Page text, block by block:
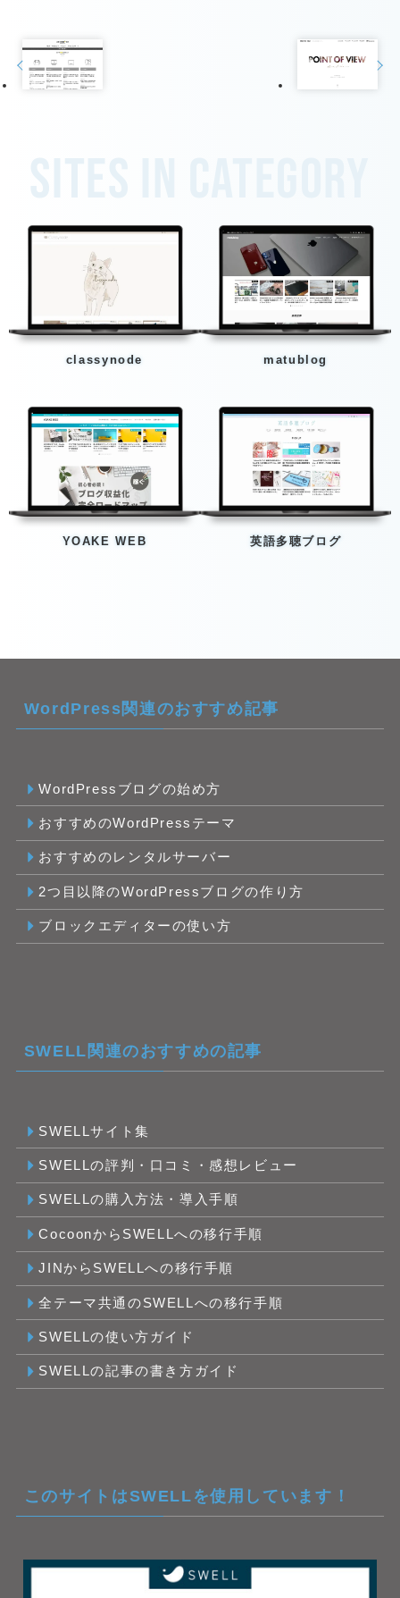
Sites in category
classynode matublog
YOAKE WEB 英語多聴ブログ
WordPress関連のおすすめ記事
WordPressブログの始め方
おすすめのWordPressテーマ
おすすめのレンタルサーバー
2つ目以降のWordPressブログの作り方
ブロックエディターの使い方
SWELL関連のおすすめの記事
SWELLサイト集
SWELLの評判・口コミ・感想レビュー
SWELLの購入方法・導入手順
CocoonからSWELLへの移行手順
JINからSWELLへの移行手順
全テーマ共通のSWELLへの移行手順
SWELLの使い方ガイド
SWELLの記事の書き方ガイド
このサイトはSWELLを使用しています！